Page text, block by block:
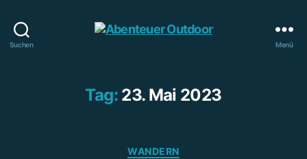
Suchen Menü
Tag: 23. Mai 2023
Kategorien
WANDERN